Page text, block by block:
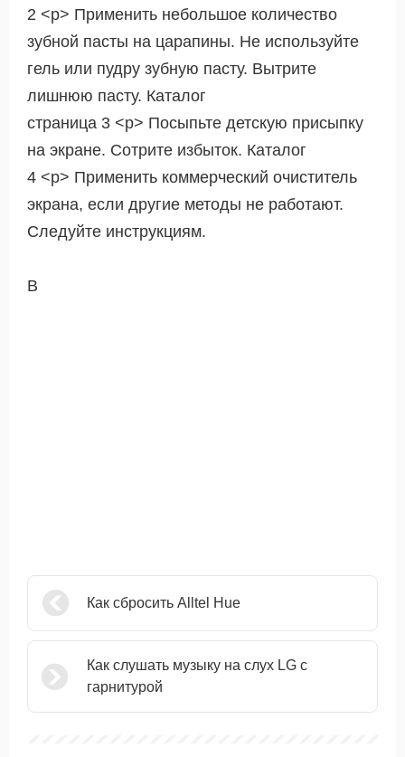
2 <р> Применить небольшое количество
зубной пасты на царапины. Не используйте
гель или пудру зубную пасту. Вытрите
лишнюю пасту. Каталог
страница 3 <р> Посыпьте детскую присыпку
на экране. Сотрите избыток. Каталог
4 <р> Применить коммерческий очиститель
экрана, если другие методы не работают.
Следуйте инструкциям.
В
Как сбросить Alltel Hue
Как слушать музыку на слух LG с
гарнитурой